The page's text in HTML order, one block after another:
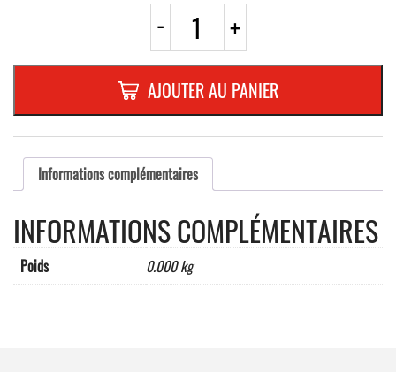
- quantité
PLAQUE
FANTAISIE
"ALEX"
(8
caractères
maxi)
+
AJOUTER AU PANIER
Informations complémentaires
INFORMATIONS COMPLÉMENTAIRES
Poids 0.000 kg